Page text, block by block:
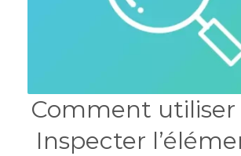
Comment utiliser
Inspecter